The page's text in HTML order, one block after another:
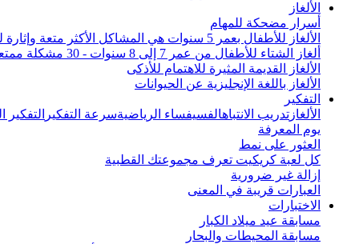
الألغاز
أسرار مضحكة للمهام
الألغاز للأطفال بعمر 5 سنوات هي المشاكل الأكثر متعة وإثارة للاهتمام من جميع أنحاء العالم
ألغاز الشتاء للأطفال من عمر 7 إلى 8 سنوات - 30 مشكلة ممتعة
الألغاز القديمة المثيرة للاهتمام للأذكى
الألغاز باللغة الإنجليزية عن الحيوانات
التفكير
الألغاز تدريب الانتباهالفسيفساء الرياضيةسرعة التفكير
يوم المعرفة
العثور على نمط
كل لعبة كريكيت تعرف مجموعتك القطبية
إزالة غير ضرورية
العبارات قريبة في المعنى
الاختبارات
مسابقة عيد ميلاد الكبار
مسابقة المحيطات والبحار